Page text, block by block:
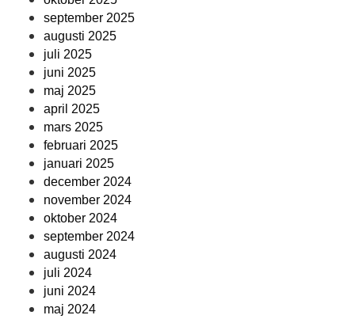
september 2025
augusti 2025
juli 2025
juni 2025
maj 2025
april 2025
mars 2025
februari 2025
januari 2025
december 2024
november 2024
oktober 2024
september 2024
augusti 2024
juli 2024
juni 2024
maj 2024